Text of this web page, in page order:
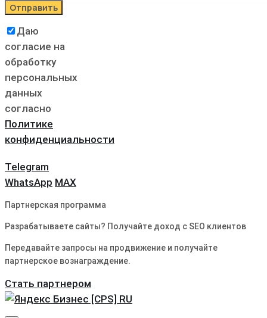
Даю
согласие на
обработку
персональных
данных
согласно
Политике
конфиденциальности
Telegram
WhatsApp MAX
Партнерская программа
Разрабатываете сайты? Получайте доход с SEO клиентов
Передавайте запросы на продвижение и получайте
партнерское вознаграждение.
Стать партнером